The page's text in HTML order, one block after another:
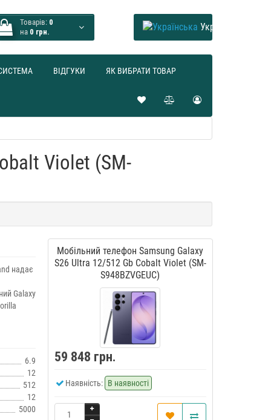
Товарів: 0
на 0 грн. Українська
ВІДГУКИ ЯК ВИБРАТИ ТОВАР
Violet (SM-
надає
Galaxy
6.9
12
512
12
5000
Мобільний телефон Samsung Galaxy
S26 Ultra 12/512 Gb Cobalt Violet (SM-
S948BZVGEUC)
59 848 грн.
Наявність: В наявності